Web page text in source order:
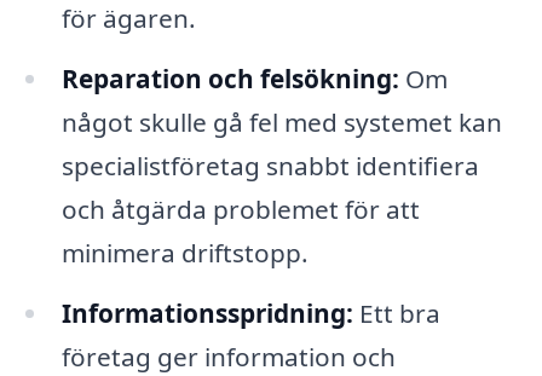
för ägaren.
Reparation och felsökning: Om
något skulle gå fel med systemet kan
specialistföretag snabbt identifiera
och åtgärda problemet för att
minimera driftstopp.
Informationsspridning: Ett bra
företag ger information och